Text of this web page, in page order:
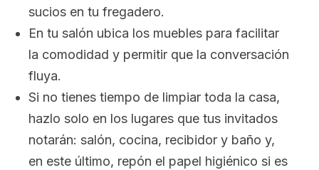
sucios en tu fregadero.
En tu salón ubica los muebles para facilitar
la comodidad y permitir que la conversación
fluya.
Si no tienes tiempo de limpiar toda la casa,
hazlo solo en los lugares que tus invitados
notarán: salón, cocina, recibidor y baño y,
en este último, repón el papel higiénico si es